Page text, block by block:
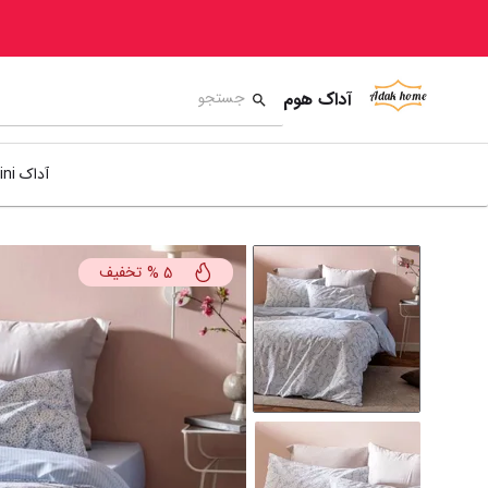
آداک هوم
آداک mini
5
% تخفیف